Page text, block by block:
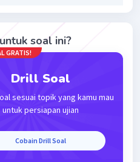
soal ini?
GRATIS!
Drill Soal
sesuai topik yang kamu mau
untuk persiapan ujian
Cobain Drill Soal